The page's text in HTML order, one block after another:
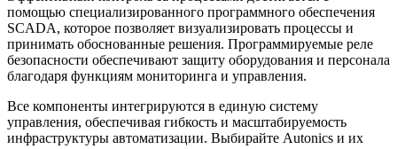
помощью специализированного программного обеспечения
SCADA, которое позволяет визуализировать процессы и
принимать обоснованные решения. Программируемые реле
безопасности обеспечивают защиту оборудования и персонала
благодаря функциям мониторинга и управления.
Все компоненты интегрируются в единую систему
управления, обеспечивая гибкость и масштабируемость
инфраструктуры автоматизации. Выбирайте Autonics и их